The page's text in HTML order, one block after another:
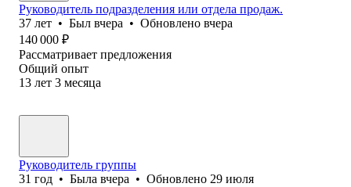
Руководитель подразделения или отдела продаж.
37 лет • Был вчера • Обновлено вчера
140 000 ₽
Рассматривает предложения
Общий опыт
13 лет 3 месяца
Руководитель группы
31 год • Была вчера • Обновлено 29 июля